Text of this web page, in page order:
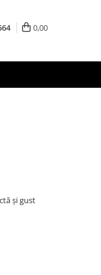
0,00
și gust